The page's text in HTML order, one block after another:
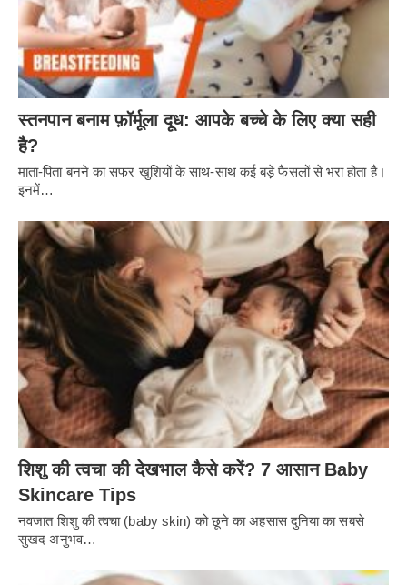
स्तनपान बनाम फ़ॉर्मूला दूध: आपके बच्चे के लिए क्या सही
है?
माता-पिता बनने का सफर खुशियों के साथ-साथ कई बड़े फैसलों से भरा होता है।
इनमें…
शिशु की त्वचा की देखभाल कैसे करें? 7 आसान Baby
Skincare Tips
नवजात शिशु की त्वचा (baby skin) को छूने का अहसास दुनिया का सबसे
सुखद अनुभव…